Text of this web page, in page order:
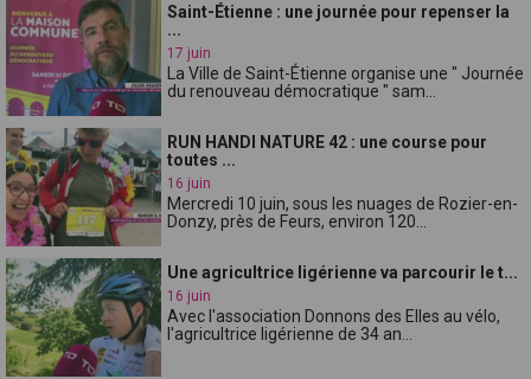
Saint-Étienne : une journée pour repenser la
...
17 juin
La Ville de Saint-Étienne organise une " Journée
du renouveau démocratique " sam...
RUN HANDI NATURE 42 : une course pour
toutes ...
16 juin
Mercredi 10 juin, sous les nuages de Rozier-en-
Donzy, près de Feurs, environ 120...
Une agricultrice ligérienne va parcourir le t...
16 juin
Avec l'association Donnons des Elles au vélo,
l'agricultrice ligérienne de 34 an...